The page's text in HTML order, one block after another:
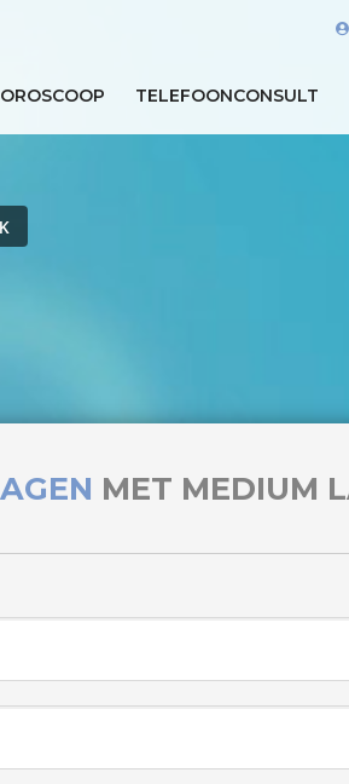
TELEFOONCONSULT
MET MEDIUM